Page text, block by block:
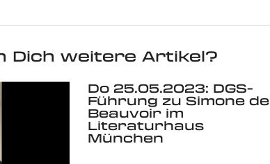
Dich weitere Artikel?
Do 25.05.2023: DGS-
Führung zu Simone de
Beauvoir im
Literaturhaus
München